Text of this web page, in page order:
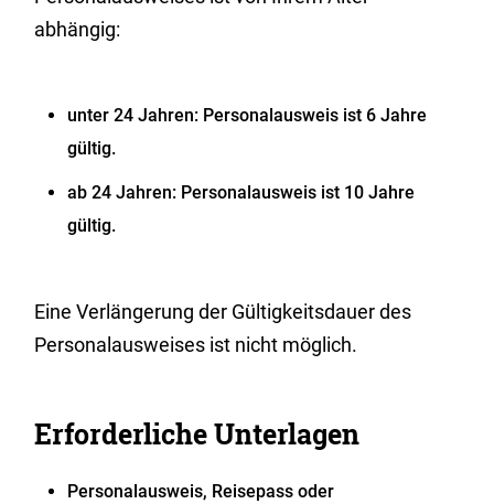
abhängig:
unter 24 Jahren: Personalausweis ist 6 Jahre
gültig.
ab 24 Jahren: Personalausweis ist 10 Jahre
gültig.
Eine Verlängerung der Gültigkeitsdauer des
Personalausweises ist nicht möglich.
Erforderliche Unterlagen
Personalausweis, Reisepass oder